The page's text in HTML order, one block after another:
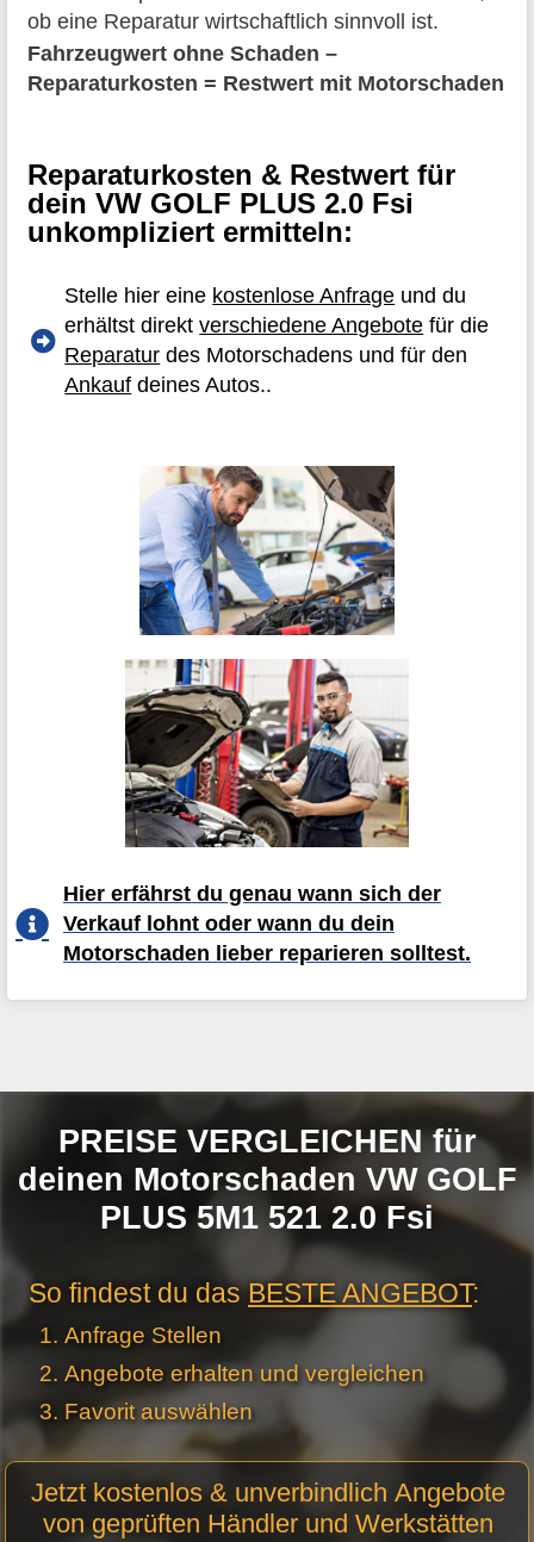
ob eine Reparatur wirtschaftlich sinnvoll ist.
Fahrzeugwert ohne Schaden –
Reparaturkosten = Restwert mit Motorschaden
Reparaturkosten & Restwert für
dein VW GOLF PLUS 2.0 Fsi
unkompliziert ermitteln:
Stelle hier eine kostenlose Anfrage und du
erhältst direktverschiedene Angebote für die
Reparatur des Motorschadens und für den
Ankauf deines Autos..
Hier erfährst du genau wann sich der
Verkauf lohnt oder wann du dein
Motorschaden lieber reparieren solltest.
PREISE VERGLEICHEN für
deinen Motorschaden VW GOLF
PLUS 5M1 521 2.0 Fsi
So findest du dasBESTE ANGEBOT:
Anfrage Stellen
Angebote erhalten und vergleichen
Favorit auswählen
Anfrage
Stellen -
Jetzt kostenlos & unverbindlich Angebote
von geprüften Händler und Werkstätten